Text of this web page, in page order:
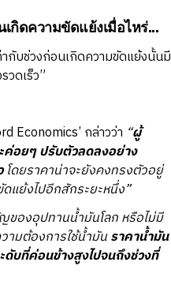
กิดความขัดแย้งเมื่อไหร่...
กับช่วงก่อนเกิดความขัดแย้งนั้นมี
วดเร็ว”
Economics’ กล่าวว่า “ผู้
ค่อยๆ ปรับตัวลดลงอย่าง
โดยราคาน่าจะยังคงทรงตัวอยู่
แย้งไปอีกสักระยะหนึ่ง”
ของอุปทานน้ำมันโลก หรือไม่มี
ามต้องการใช้น้ำมันราคาน้ำมัน
บที่ค่อนข้างสูงไปจนถึงช่วงที่